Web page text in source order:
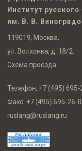
Институт
им. В. В.
119019, Москва,
ул. Волхонка, д. 18/2.
Схема проезда
Телефон: +7 (495) 695-
Факс: +7 (495) 695-26-
ruslang@ruslang.ru